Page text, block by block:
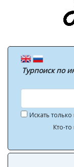
Турпоиск по
Искать
Кто-то